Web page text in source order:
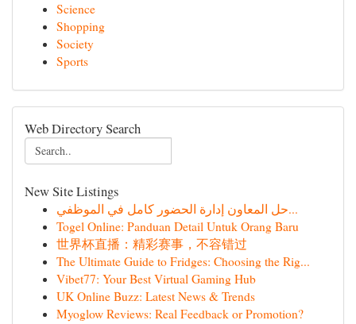
Science
Shopping
Society
Sports
Web Directory Search
New Site Listings
حل المعاون إدارة الحضور كامل في الموظفي...
Togel Online: Panduan Detail Untuk Orang Baru
世界杯直播：精彩赛事，不容错过
The Ultimate Guide to Fridges: Choosing the Rig...
Vibet77: Your Best Virtual Gaming Hub
UK Online Buzz: Latest News & Trends
Myoglow Reviews: Real Feedback or Promotion?